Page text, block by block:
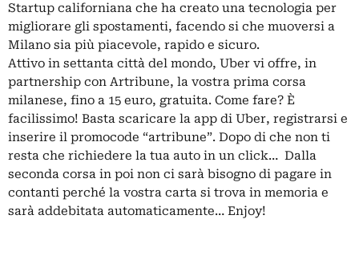
Startup californiana che ha creato una tecnologia per
migliorare gli spostamenti, facendo si che muoversi a
Milano sia più piacevole, rapido e sicuro.
Attivo in settanta città del mondo, Uber vi offre, in
partnership con Artribune, la vostra prima corsa
milanese, fino a 15 euro, gratuita. Come fare? È
facilissimo! Basta scaricare la app di Uber, registrarsi e
inserire il promocode “artribune”. Dopo di che non ti
resta che richiedere la tua auto in un click… Dalla
seconda corsa in poi non ci sarà bisogno di pagare in
contanti perché la vostra carta si trova in memoria e
sarà addebitata automaticamente… Enjoy!